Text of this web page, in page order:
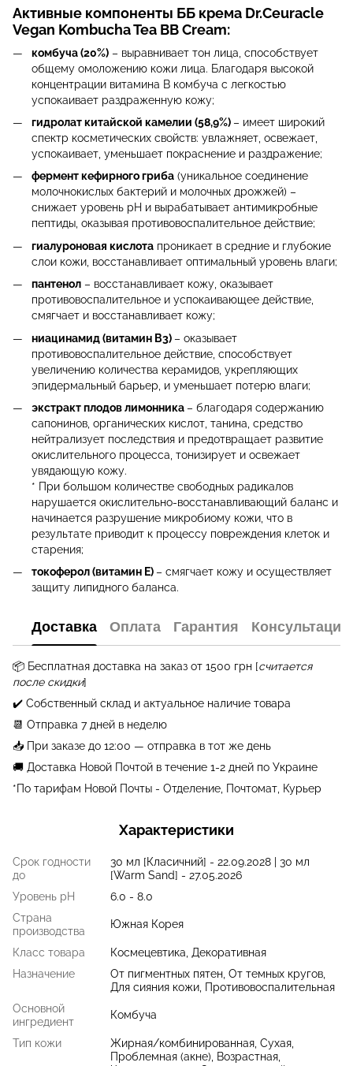
Активные компоненты ББ крема Dr.Ceuracle
Vegan Kombucha Tea BB Cream:
комбуча (20%) – выравнивает тон лица, способствует
общему омоложению кожи лица. Благодаря высокой
концентрации витамина B комбуча с легкостью
успокаивает раздраженную кожу;
гидролат китайской камелии (58,9%) – имеет широкий
спектр косметических свойств: увлажняет, освежает,
успокаивает, уменьшает покраснение и раздражение;
фермент кефирного гриба (уникальное соединение
молочнокислых бактерий и молочных дрожжей) –
снижает уровень pH и вырабатывает антимикробные
пептиды, оказывая противовоспалительное действие;
гиалуроновая кислота проникает в средние и глубокие
слои кожи, восстанавливает оптимальный уровень влаги;
пантенол – восстанавливает кожу, оказывает
противовоспалительное и успокаивающее действие,
смягчает и восстанавливает кожу;
ниацинамид (витамин В3) – оказывает
противовоспалительное действие, способствует
увеличению количества керамидов, укрепляющих
эпидермальный барьер, и уменьшает потерю влаги;
экстракт плодов лимонника – благодаря содержанию
сапонинов, органических кислот, танина, средство
нейтрализует последствия и предотвращает развитие
окислительного процесса, тонизирует и освежает
увядающую кожу.
* При большом количестве свободных радикалов
нарушается окислительно-восстанавливающий баланс и
начинается разрушение микробиому кожи, что в
результате приводит к процессу повреждения клеток и
старения;
токоферол (витамин Е) – смягчает кожу и осуществляет
защиту липидного баланса.
Доставка Оплата Гарантия Консультация
📦 Бесплатная доставка на заказ от 1500 грн [считается
после скидки]
✔️ Собственный склад и актуальное наличие товара
📆 Отправка 7 дней в неделю
📥 При заказе до 12:00 — отправка в тот же день
🚚 Доставка Новой Почтой в течение 1-2 дней по Украине
*По тарифам Новой Почты - Отделение, Почтомат, Курьер
Характеристики
Срок годности
до
30 мл [Класичний] - 22.09.2028 | 30 мл
[Warm Sand] - 27.05.2026
Уровень pH
6.0 - 8.0
Страна
производства
Южная Корея
Класс товара
Космецевтика, Декоративная
Назначение
От пигментных пятен, От темных кругов,
Для сияния кожи, Противовоспалительная
Основной
ингредиент
Комбуча
Тип кожи
Жирная/комбинированная, Сухая,
Проблемная (акне), Возрастная,